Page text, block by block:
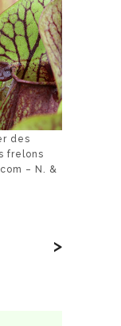
des
frelons
– N. &
>